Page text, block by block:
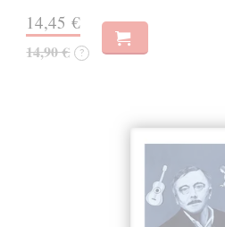
14,45 €
14,90 € ?